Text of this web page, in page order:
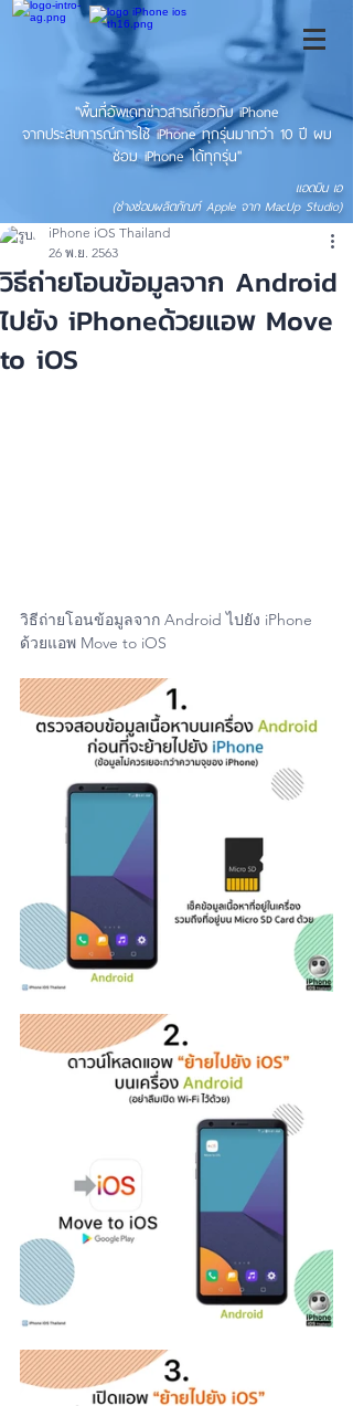
"พื้นที่อัพเดทข่าวสารเกี่ยวกับ iPhone
จากประสบการณ์การใช้ iPhone ทุกรุ่นมากว่า 10 ปี ผม
ซ่อม iPhone ได้ทุกรุ่น"
แอดมิน เอ
(ช่างซ่อมผลิตภัณฑ์ Apple จาก MacUp Studio)
วิธีถ่ายโอนข้อมูลจาก Android
ไปยัง iPhoneด้วยแอพ Move
to iOS
iPhone iOS Thailand
26 พ.ย. 2563
วิธีถ่ายโอนข้อมูลจาก Android ไปยัง iPhone
ด้วยแอพ Move to iOS